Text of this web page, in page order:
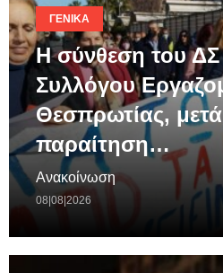
ΓΕΝΙΚΆ
Η σύνθεση του ΔΣ
Συλλόγου
Θεσπρωτίας,
παραίτηση…
Ανακοίνωση
08|08|2026